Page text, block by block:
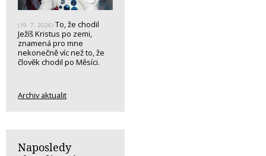
(19. 7. 2026) To, že chodil
Ježíš Kristus po zemi,
znamená pro mne
nekonečně víc než to, že
člověk chodil po Měsíci.
Archiv aktualit
Naposledy